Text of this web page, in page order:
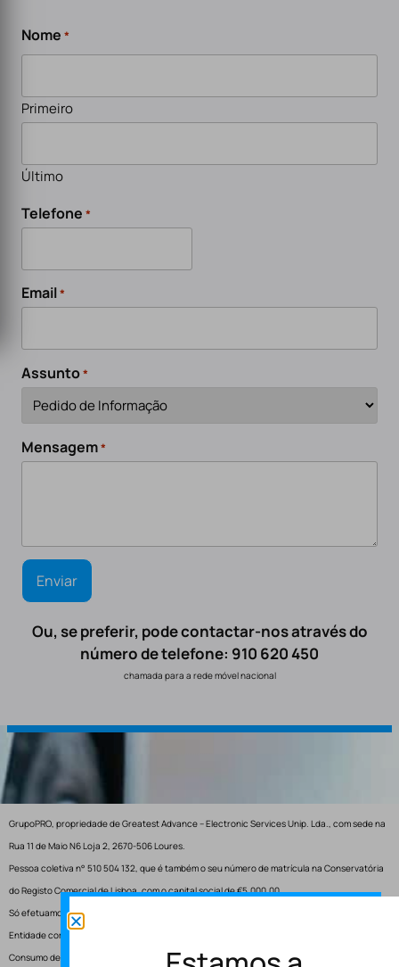
Nome *
Primeiro
Último
Telefone *
Email*
Assunto*
Mensagem*
Ou, se preferir, pode contactar-nos através do
número de telefone: 910 620 450
chamada para a rede móvel nacional
GrupoPRO, propriedade de Greatest Advance – Electronic Services Unip. Lda., com sede na
Rua 11 de Maio N6 Loja 2, 2670-506 Loures.
Pessoa coletiva n° 510 504 132, que é também o seu número de matrícula na Conservatória
do Registo Comercial de Lisboa, com o capital social de €5.000,00.
Só efetuamos entregas em Portugal.
Entidade competente para resolução de conflitos – Centro de Arbitragem de Conflitos de
Consumo de Lisboa.